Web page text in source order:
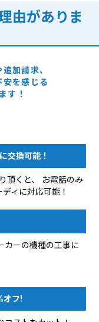
由がありま
加請求、
安を感じる
す！
交換可能！
頂く と、 お電話のみ
ィに対応可能！
カーの機種の工事に
オフ!